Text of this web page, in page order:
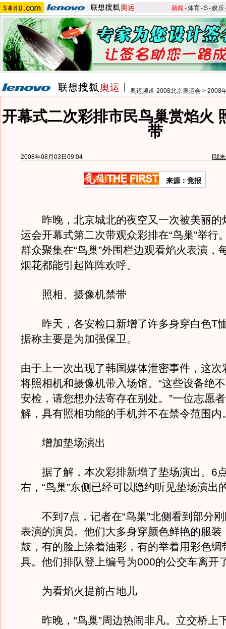
新闻 -体育-S-娱乐
奥运频道-2008北京奥运会 > 2008
开幕式二次彩排市民鸟巢赏焰火
带
2008年08月03日09:04 [我
来源：竞报
昨晚，北京城北的夜空又一次被美丽的
运会开幕式第二次带观众彩排在“鸟巢”举行
群众聚集在“鸟巢”外围栏边观看焰火表演，
烟花都能引起阵阵欢呼。
照相、摄像机禁带
昨天，各安检口新增了许多身穿白色T
据称主要是为加强保卫。
由于上一次出现了韩国媒体泄密事件，这次
将照相机和摄像机带入场馆。“这些设备绝
安检，请您想办法寄存在别处。”一位志愿
解，具有照相功能的手机并不在禁令范围内
增加垫场演出
据了解，本次彩排新增了垫场演出。6
右，“鸟巢”东侧已经可以隐约听见垫场演出
不到7点，记者在“鸟巢”北侧看到部分刚
表演的演员。他们大多身穿颜色鲜艳的服装
鼓，有的脸上涂着油彩，有的举着用彩色绸
具。他们排队登上编号为000的公交车离开
为看焰火提前占地儿
昨晚，“鸟巢”周边热闹非凡。立交桥上